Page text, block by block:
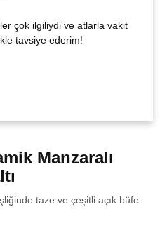
çok ilgiliydi ve atlarla vakit
tavsiye ederim!
Manzaralı
taze ve çeşitli açık büfe